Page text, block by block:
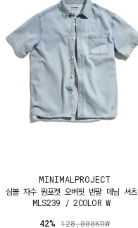
MINIMALPROJECT
심볼 자수 원포켓 오버핏 반팔 데님 셔츠
MLS239 / 2COLOR W
42%128,000KRW